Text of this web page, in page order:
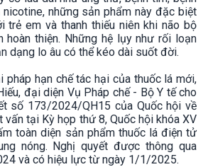
nicotine, những sản phẩm này đặc biệt
trẻ em và thanh thiếu niên khi não bộ
hoàn thiện. Những hệ lụy như rối loạn
dạng lo âu có thể kéo dài suốt đời.
pháp hạn chế tác hại của thuốc lá mới,
đại diện Vụ Pháp chế - Bộ Y tế cho
số 173/2024/QH15 của Quốc hội về
vấn tại Kỳ họp thứ 8, Quốc hội khóa XV
toàn diện sản phẩm thuốc lá điện tử
nóng. Nghị quyết được thông qua
và có hiệu lực từ ngày 1/1/2025.